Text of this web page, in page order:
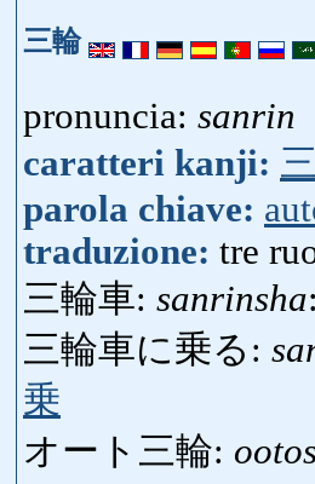
三輪
pronuncia: sanrin
caratteri kanji:
parola chiave:
traduzione: tre
三輪車: sanrinsha
三輪車に乗る:
乗
オート三輪: